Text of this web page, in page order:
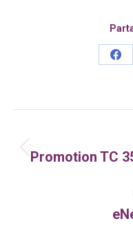
Promotion TC